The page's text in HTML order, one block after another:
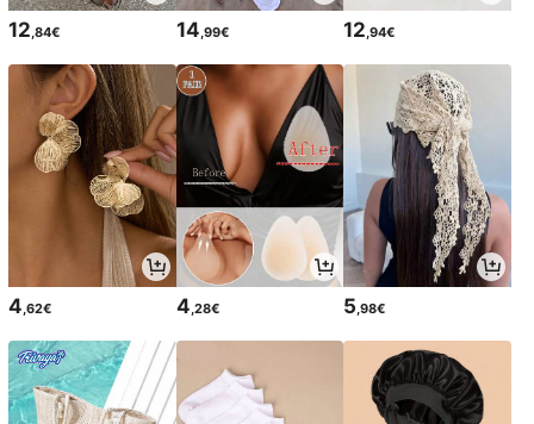
12,84€ 14,99€ 12,94€
4,62€ 4,28€ 5,98€